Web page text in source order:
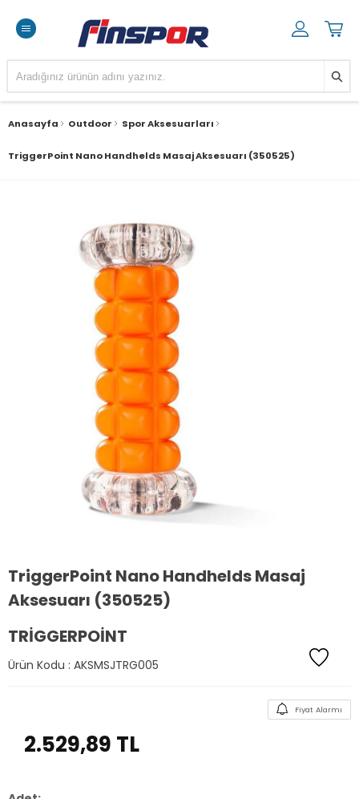
Anasayfa Outdoor Spor Aksesuarları
TriggerPoint Nano Handhelds Masaj Aksesuarı (350525)
TriggerPoint Nano Handhelds Masaj
Aksesuarı (350525)
TRIGGERPOINT
Ürün Kodu : AKSMSJTRG005
Fiyat Alarmı
2.529,89 TL